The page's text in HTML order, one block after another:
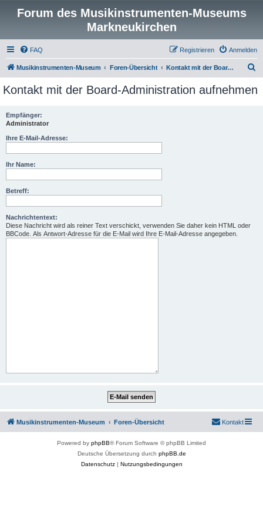
Forum des Musikinstrumenten-Museums
Markneukirchen
FAQ Anmelden
Registrieren
Musikinstrumenten-Museum Foren-Übersicht Kontakt mit der Board-Administration aufnehmen
c
Kontakt mit der Board-Administration aufnehmen
Empfänger:
Administrator
Ihre E-Mail-Adresse:
Ihr Name:
Betreff:
Nachrichtentext:
Diese Nachricht wird als reiner Text verschickt, verwenden Sie daher kein HTML oder
BBCode. Als Antwort-Adresse für die E-Mail wird Ihre E-Mail-Adresse angegeben.
Musikinstrumenten-Museum Foren-Übersicht Kontakt
Powered by phpBB® Forum Software © phpBB Limited
Deutsche Übersetzung durch phpBB.de
Datenschutz| Nutzungsbedingungen